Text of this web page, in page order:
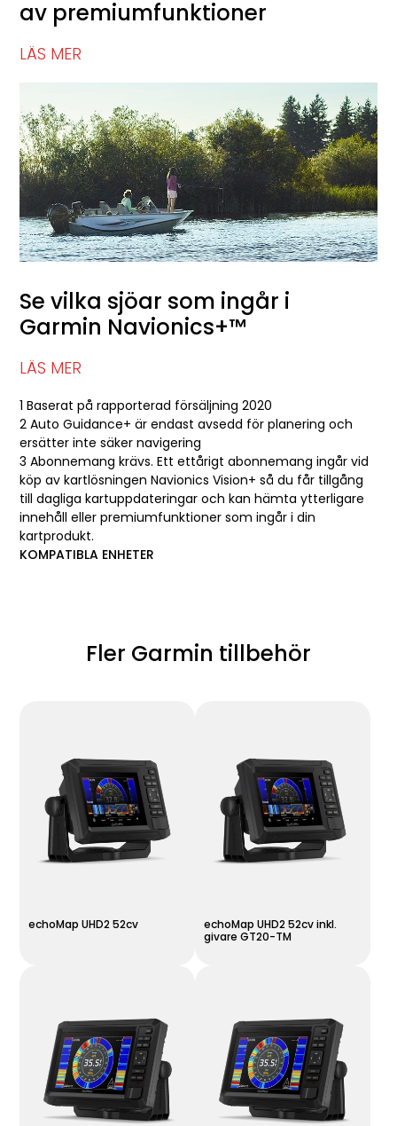
av premiumfunktioner
LÄS MER
Se vilka sjöar som ingår i
Garmin Navionics+™
LÄS MER
1Baserat på rapporterad försäljning 2020
2Auto Guidance+ är endast avsedd för planering och
ersätter inte säker navigering
3Abonnemang krävs. Ett ettårigt abonnemang ingår vid
köp av kartlösningen Navionics Vision+ så du får tillgång
till dagliga kartuppdateringar och kan hämta ytterligare
innehåll eller premiumfunktioner som ingår i din
kartprodukt.
KOMPATIBLA ENHETER
Fler Garmin tillbehör
echoMap UHD2 52cv
echoMap UHD2 52cv inkl.
givare GT20-TM